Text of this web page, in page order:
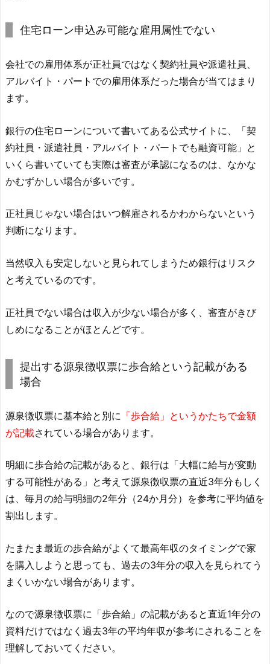
住宅ローン申込み可能な雇用属性でない
会社での雇用体系が正社員ではなく契約社員や派遣社員、
アルバイト・パートでの雇用体系だった場合が当てはまり
ます。
銀行の住宅ローンについて書いてある公式サイトに、「契
約社員・派遣社員・アルバイト・パートでも融資可能」と
いくら書いていても実際は審査が承認になるのは、なかな
かむずかしい場合が多いです。
正社員じゃない場合はいつ解雇されるかわからないという
判断になります。
当然収入も安定しないと見られてしまうため銀行はリスク
と考えているのです。
正社員でない場合は収入が少ない場合が多く、審査がきび
しめになることがほとんどです。
提出する源泉徴収票に歩合給という記載がある
場合
源泉徴収票に基本給と別に 「歩合給」というかたちで金額
が記載されている場合があります。
明細に歩合給の記載があると、銀行は「大幅に給与が変動
する可能性がある」と考えて源泉徴収票の直近3年分もしく
は、毎月の給与明細の2年分（24か月分）を参考に平均値を
割出します。
たまたま最近の歩合給がよくて最高年収のタイミングで家
を購入しようと思っても、過去の3年分の収入を見られてう
まくいかない場合があります。
なので源泉徴収票に「歩合給」の記載があると直近1年分の
資料だけではなく過去3年の平均年収が参考にされることを
理解しておいてください。